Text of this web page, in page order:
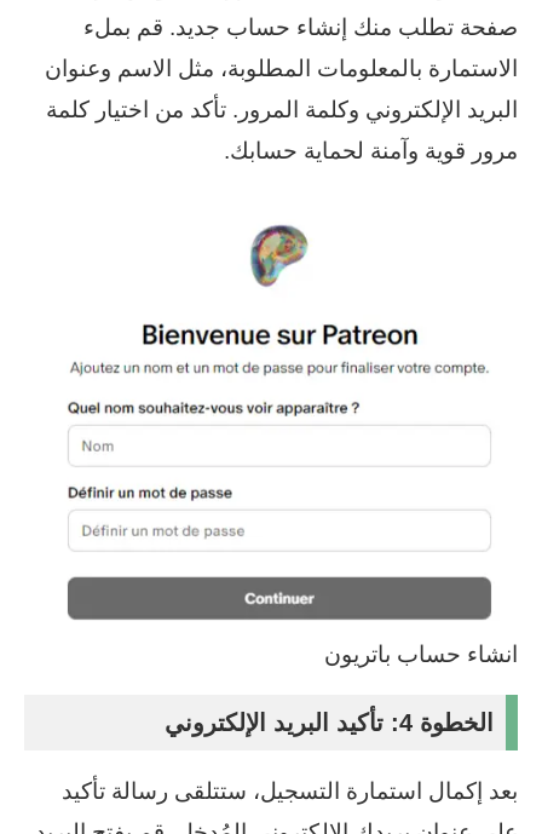
صفحة تطلب منك إنشاء حساب جديد. قم بملء
الاستمارة بالمعلومات المطلوبة، مثل الاسم وعنوان
البريد الإلكتروني وكلمة المرور. تأكد من اختيار كلمة
مرور قوية وآمنة لحماية حسابك.
انشاء حساب باتريون
الخطوة 4: تأكيد البريد الإلكتروني
بعد إكمال استمارة التسجيل، ستتلقى رسالة تأكيد